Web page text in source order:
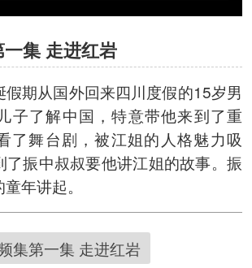
集 走进红岩
期从国外回来四川度假的15岁男
子了解中国，特意带他来到了重
舞台剧，被江姐的人格魅力吸
了振中叔叔要他讲江姐的故事。振
年讲起。
集第一集 走进红岩